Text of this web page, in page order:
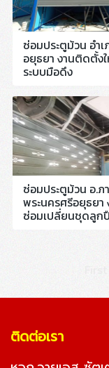
ซ่อมประตูม้วน อำ
อยุธยา งานติดตั้ง
ระบบมือดึง
ซ่อมประตูม้วน อ.ภ
พระนครศรีอยุธยา
ซ่อมเปลี่ยนชุดลูก
ติดต่อเรา